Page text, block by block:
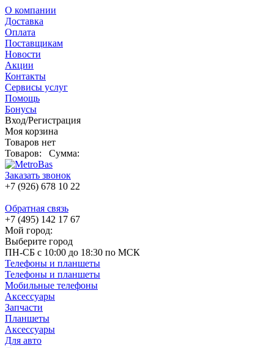
О компании
Доставка
Оплата
Поставщикам
Новости
Акции
Контакты
Сервисы услуг
Помощь
Бонусы
Вход/Регистрация
Моя корзина
Товаров нет
Товаров:
Сумма:
Заказать звонок
+7 (926) 678 10 22
Обратная связь
+7 (495) 142 17 67
Мой город:
Выберите город
ПН-СБ с 10:00 до 18:30 по МСК
Телефоны и планшеты
Телефоны и планшеты
Мобильные телефоны
Аксессуары
Запчасти
Планшеты
Аксессуары
Для авто